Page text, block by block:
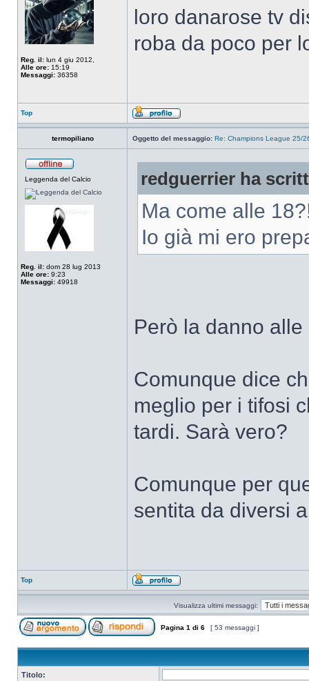
Reg. il: lun 4 giu 2012,
Alle ore: 15:19
Messaggi: 36358
loro danarose tv
roba da poco per
Top
termopiliano Oggetto del messaggio: Re: Champions League 25/
Leggenda del Calcio
Reg. il: dom 28 lug 2013
Alle ore: 9:23
Messaggi: 49918
redguerrier ha
Ma come alle
Io già mi ero
Però la danno
Comunque dice
meglio per i tifosi
tardi. Sarà vero?
Comunque per
sentita da diversi
Top
Visualizza ultimi messaggi:
Pagina 1 di 6 [ 53 messaggi ]
Titolo: